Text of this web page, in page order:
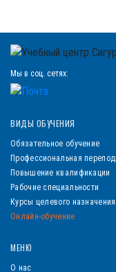
Мы в соц. сетях:
ВИДЫ ОБУЧЕНИЯ
Обязательное обучение
Профессиональная
Повышение квалификации
Рабочие специальности
Курсы целевого назначения
Онлайн-обучение
МЕНЮ
О нас